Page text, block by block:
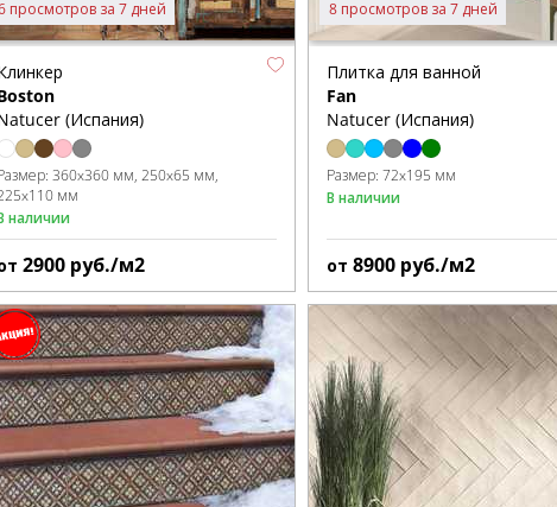
просмотров за 7 дней
(Испания)
360x360 мм 250x65 мм
мм
наличии
2900 руб./м2
8 просмотров за 7 дней
Плитка для ванной
Fan
Natucer (Испания)
Размер:72x195 мм
В наличии
от8900 руб./м2